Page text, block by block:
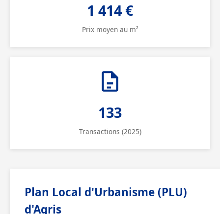
1 414 €
Prix moyen au m²
133
Transactions (2025)
Plan Local d'Urbanisme (PLU)
d'Agris